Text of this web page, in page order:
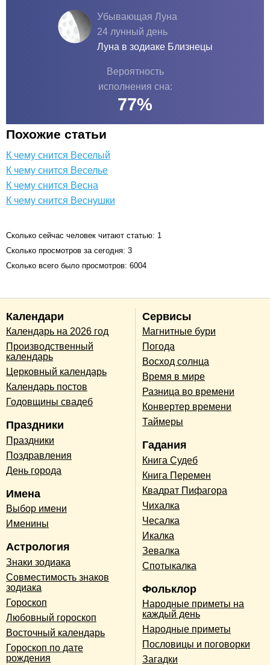
Убывающая Луна
24 лунный день
Луна в зодиаке Близнецы
Вероятность
исполнения сна:
77%
Похожие статьи
К чему снится Веселый
К чему снится Веселье
К чему снится Весна
К чему снится Веснушки
Сколько сейчас человек читают статью: 1
Сколько просмотров за сегодня: 3
Сколько всего было просмотров: 6004
Календари
Календарь на 2026 год
Производственный
календарь
Церковный календарь
Календарь постов
Годовщины свадеб
Праздники
Праздники
Поздравления
День города
Имена
Выбор имени
Именины
Астрология
Знаки зодиака
Совместимость знаков
зодиака
Гороскоп
Любовный гороскоп
Восточный календарь
Гороскоп по дате
рождения
Сервисы
Магнитные бури
Погода
Восход солнца
Время в мире
Разница во времени
Конвертер времени
Таймеры
Гадания
Книга Судеб
Книга Перемен
Квадрат Пифагора
Чихалка
Чесалка
Икалка
Зевалка
Спотыкалка
Фольклор
Народные приметы на
каждый день
Народные приметы
Пословицы и поговорки
Загадки